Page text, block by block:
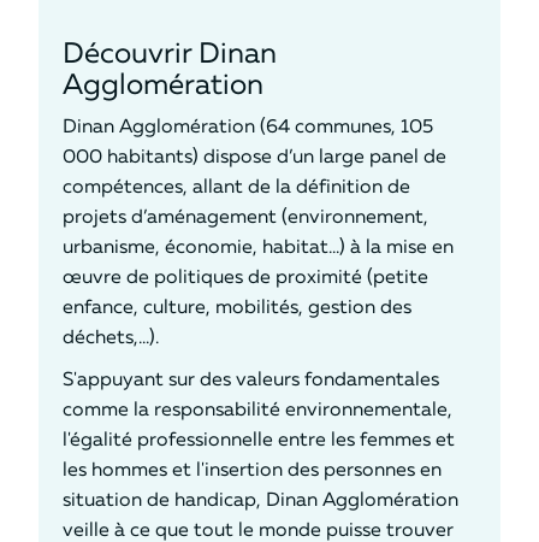
Découvrir Dinan
Agglomération
Dinan Agglomération (64 communes, 105
000 habitants) dispose d’un large panel de
compétences, allant de la définition de
projets d’aménagement (environnement,
urbanisme, économie, habitat…) à la mise en
œuvre de politiques de proximité (petite
enfance, culture, mobilités, gestion des
déchets,…).
S'appuyant sur des valeurs fondamentales
comme la responsabilité environnementale,
l'égalité professionnelle entre les femmes et
les hommes et l'insertion des personnes en
situation de handicap, Dinan Agglomération
veille à ce que tout le monde puisse trouver